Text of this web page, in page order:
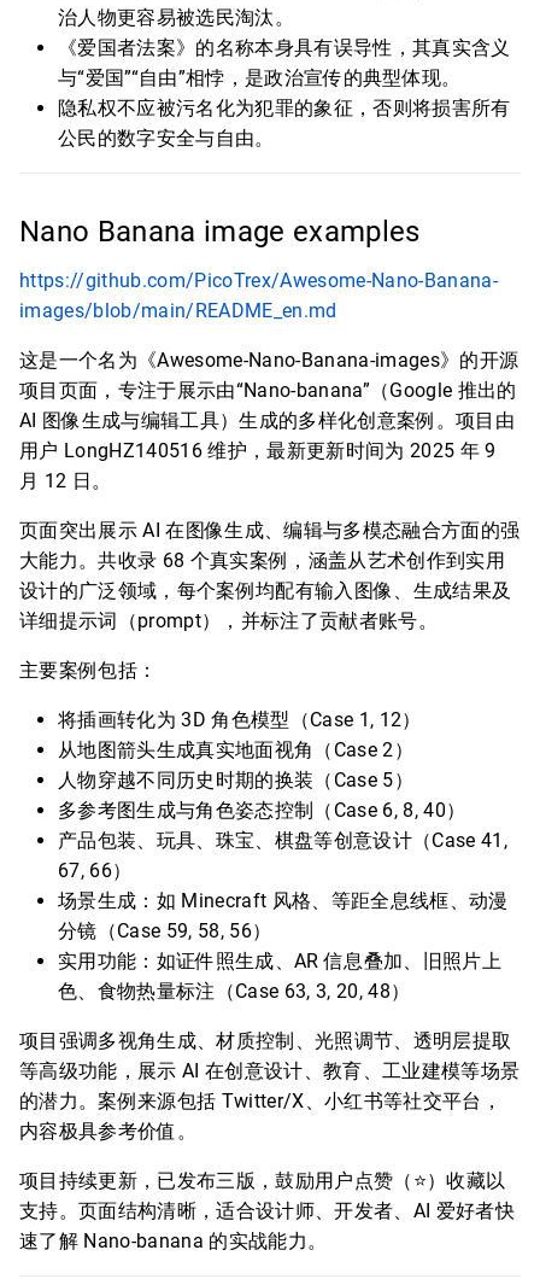
治人物更容易被选民淘汰。
《爱国者法案》的名称本身具有误导性，其真实含义
与“爱国”“自由”相悖，是政治宣传的典型体现。
隐私权不应被污名化为犯罪的象征，否则将损害所有
公民的数字安全与自由。
Nano Banana image examples
https://github.com/PicoTrex/Awesome-Nano-Banana-
images/blob/main/README_en.md
这是一个名为《Awesome-Nano-Banana-images》的开源
项目页面，专注于展示由“Nano-banana”（Google 推出的
AI 图像生成与编辑工具）生成的多样化创意案例。项目由
用户 LongHZ140516 维护，最新更新时间为 2025 年 9
月 12 日。
页面突出展示 AI 在图像生成、编辑与多模态融合方面的强
大能力。共收录 68 个真实案例，涵盖从艺术创作到实用
设计的广泛领域，每个案例均配有输入图像、生成结果及
详细提示词（prompt），并标注了贡献者账号。
主要案例包括：
将插画转化为 3D 角色模型（Case 1, 12）
从地图箭头生成真实地面视角（Case 2）
人物穿越不同历史时期的换装（Case 5）
多参考图生成与角色姿态控制（Case 6, 8, 40）
产品包装、玩具、珠宝、棋盘等创意设计（Case 41,
67, 66）
场景生成：如 Minecraft 风格、等距全息线框、动漫
分镜（Case 59, 58, 56）
实用功能：如证件照生成、AR 信息叠加、旧照片上
色、食物热量标注（Case 63, 3, 20, 48）
项目强调多视角生成、材质控制、光照调节、透明层提取
等高级功能，展示 AI 在创意设计、教育、工业建模等场景
的潜力。案例来源包括 Twitter/X、小红书等社交平台，
内容极具参考价值。
项目持续更新，已发布三版，鼓励用户点赞（⭐）收藏以
支持。页面结构清晰，适合设计师、开发者、AI 爱好者快
速了解 Nano-banana 的实战能力。